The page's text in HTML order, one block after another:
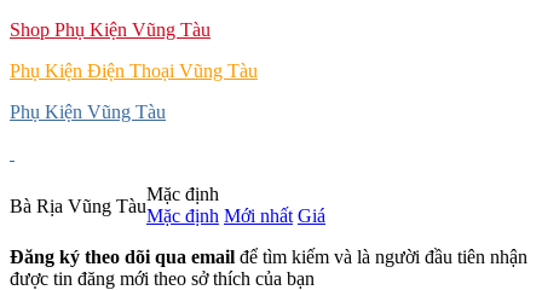
Shop Phụ Kiện Vũng Tàu
Phụ Kiện Điện Thoại Vũng Tàu
Phụ Kiện Vũng Tàu
Bà Rịa Vũng Tàu
Mặc định
Mặc định Mới nhất Giá
Đăng ký theo dõi qua email để tìm kiếm và là người đầu tiên nhận
được tin đăng mới theo sở thích của bạn